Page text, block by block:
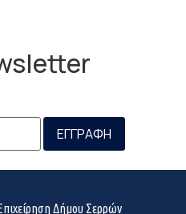
Δήμου Σερρών